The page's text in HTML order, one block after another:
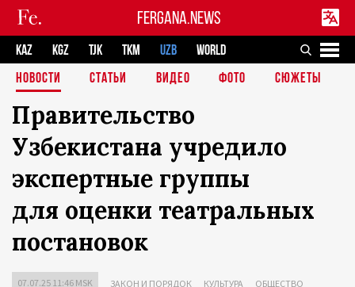
FERGANA.NEWS
KAZ KGZ TJK TKM UZB
WORLD
НОВОСТИ
СТАТЬИ ВИДЕО ФОТО СЮЖЕТЫ
Правительство
Узбекистана учредило
экспертные группы
для оценки театральных
постановок
07.07.25 11:46 MSK ЗАКОН И ПОРЯДОК КУЛЬТУРА ОБЩЕСТВО